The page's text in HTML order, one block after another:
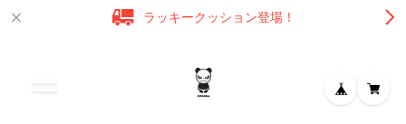
ラッキークッション登場！